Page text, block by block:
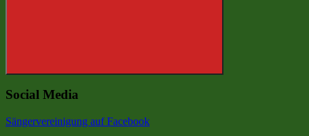
Suchen
Social Media
Sängervereinigung auf Facebook